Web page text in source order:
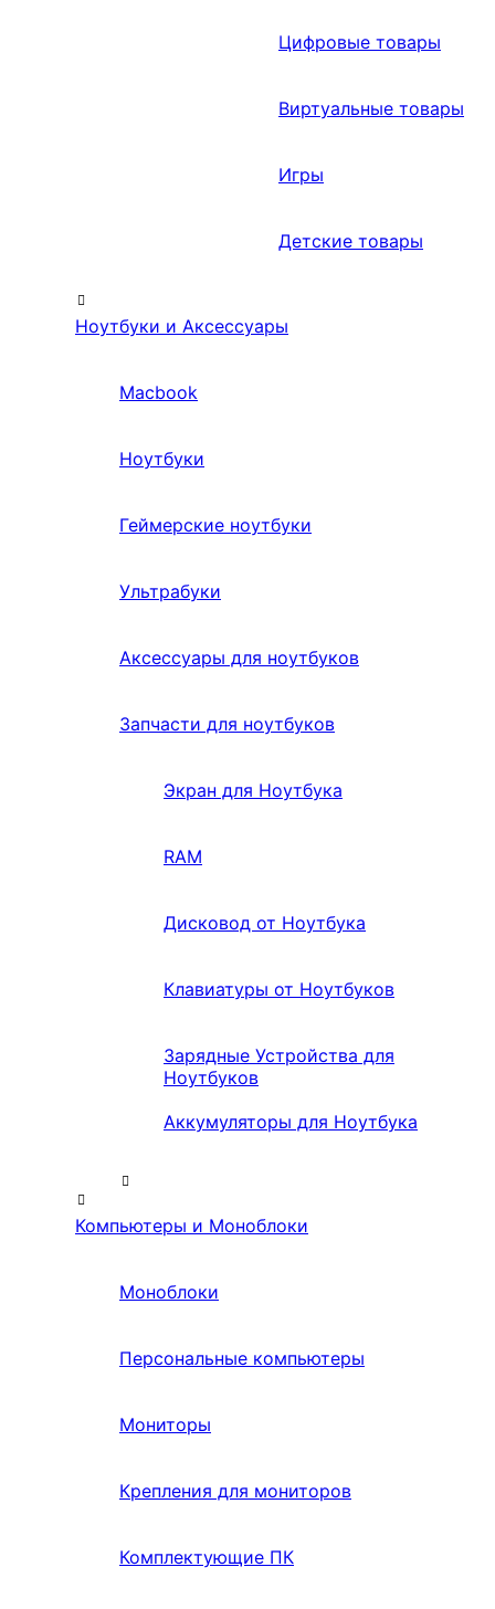
Цифровые товары
Виртуальные товары
Игры
Детские товары
Ноутбуки и Аксессуары
Macbook
Ноутбуки
Геймерские ноутбуки
Ультрабуки
Аксессуары для ноутбуков
Запчасти для ноутбуков
Экран для Ноутбука
RAM
Дисковод от Ноутбука
Клавиатуры от Ноутбуков
Зарядные Устройства для
Ноутбуков
Аккумуляторы для Ноутбука
Компьютеры и Моноблоки
Моноблоки
Персональные компьютеры
Мониторы
Крепления для мониторов
Комплектующие ПК